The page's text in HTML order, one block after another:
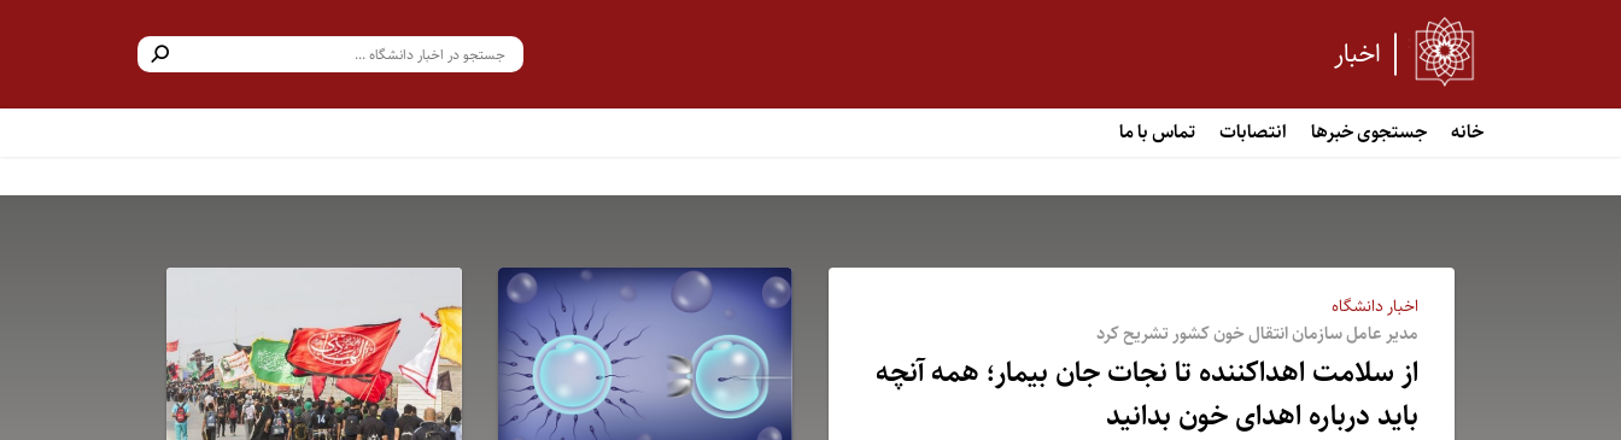
اخبار
خانه جستجوی خبرها انتصابات تماس با ما
اخبار دانشگاه
مدیر عامل سازمان انتقال خون کشور تشریح کرد
از سلامت اهداکننده تا نجات جان بیمار؛ همه آنچه
باید درباره اهدای خون بدانید